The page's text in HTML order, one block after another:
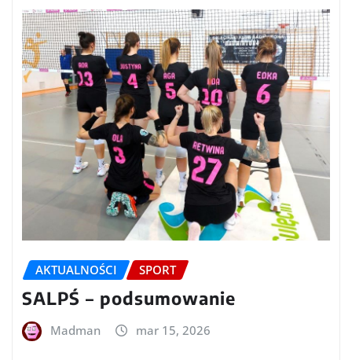
AKTUALNOŚCI SPORT
SALPŚ – podsumowanie
Madman mar 15, 2026